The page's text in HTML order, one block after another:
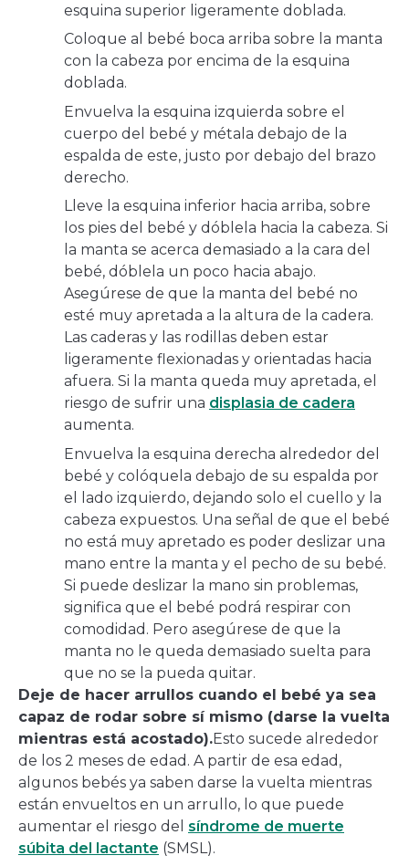
esquina superior ligeramente doblada.
Coloque al bebé boca arriba sobre la manta
con la cabeza por encima de la esquina
doblada.
Envuelva la esquina izquierda sobre el
cuerpo del bebé y métala debajo de la
espalda de este, justo por debajo del brazo
derecho.
Lleve la esquina inferior hacia arriba, sobre
los pies del bebé y dóblela hacia la cabeza. Si
la manta se acerca demasiado a la cara del
bebé, dóblela un poco hacia abajo.
Asegúrese de que la manta del bebé no
esté muy apretada a la altura de la cadera.
Las caderas y las rodillas deben estar
ligeramente flexionadas y orientadas hacia
afuera. Si la manta queda muy apretada, el
riesgo de sufrir una displasia de cadera
aumenta.
Envuelva la esquina derecha alrededor del
bebé y colóquela debajo de su espalda por
el lado izquierdo, dejando solo el cuello y la
cabeza expuestos. Una señal de que el bebé
no está muy apretado es poder deslizar una
mano entre la manta y el pecho de su bebé.
Si puede deslizar la mano sin problemas,
significa que el bebé podrá respirar con
comodidad. Pero asegúrese de que la
manta no le queda demasiado suelta para
que no se la pueda quitar.
Deje de hacer arrullos cuando el bebé ya sea
capaz de rodar sobre sí mismo (darse la vuelta
mientras está acostado).Esto sucede alrededor
de los 2 meses de edad. A partir de esa edad,
algunos bebés ya saben darse la vuelta mientras
están envueltos en un arrullo, lo que puede
aumentar el riesgo del síndrome de muerte
súbita del lactante (SMSL).